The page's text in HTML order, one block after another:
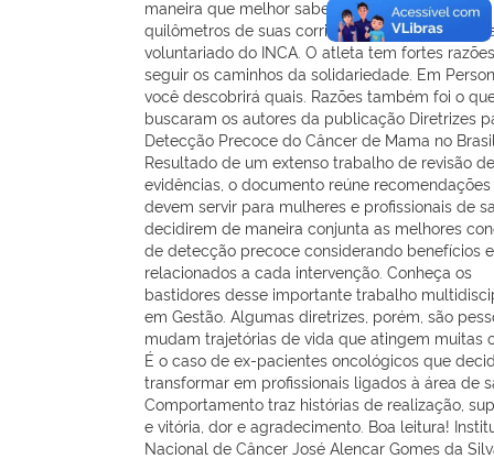
maneira que melhor sabe: correndo. Ele vende
quilômetros de suas corridas e doa o dinheiro
voluntariado do INCA. O atleta tem fortes
seguir os caminhos da solidariedade. Em
você descobrirá quais. Razões também foi o
buscaram os autores da publicação Diretrizes
Detecção Precoce do Câncer de Mama no
Resultado de um extenso trabalho de revisão de
evidências, o documento reúne
devem servir para mulheres e profissionais de
decidirem de maneira conjunta as melhores
de detecção precoce considerando benefícios
relacionados a cada intervenção. Conheça os
bastidores desse importante trabalho
em Gestão. Algumas diretrizes, porém, são
mudam trajetórias de vida que atingem muitas
É o caso de ex-pacientes oncológicos que
transformar em profissionais ligados à área de
Comportamento traz histórias de realização,
e vitória, dor e agradecimento. Boa leitura!
Nacional de Câncer José Alencar Gomes da